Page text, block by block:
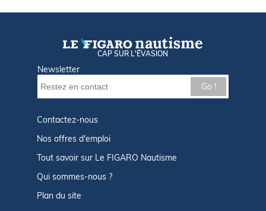
CAP SUR L'ÉVASION
Newsletter
Go !
Contactez-nous
Nos offres d'emploi
Tout savoir sur Le FIGARO Nautisme
Qui sommes-nous ?
Plan du site